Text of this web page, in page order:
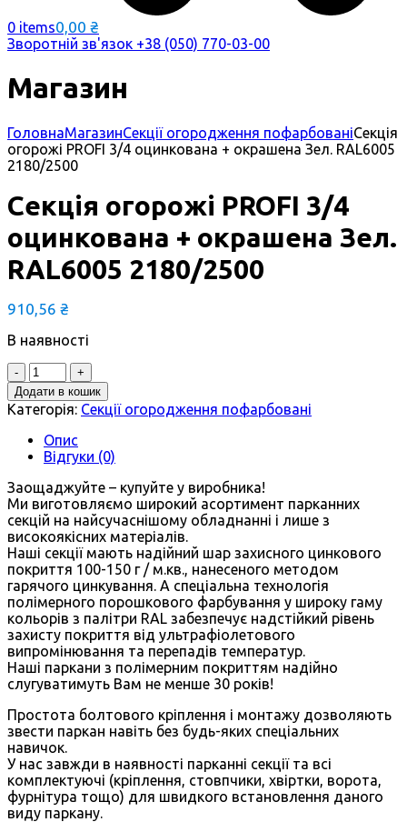
0 items0,00 ₴
Зворотній зв'язок +38 (050) 770-03-00
Магазин
ГоловнаМагазинСекції огородження пофарбованіСекція
огорожі PROFI 3/4 оцинкована + окрашена Зел. RAL6005
2180/2500
Секція огорожі PROFI 3/4
оцинкована + окрашена Зел.
RAL6005 2180/2500
910,56 ₴
В наявності
Quantity
Додати в кошик
Категорія: Секції огородження пофарбовані
Опис
Відгуки (0)
Заощаджуйте – купуйте у виробника!
Ми виготовляємо широкий асортимент парканних
секцій на найсучаснішому обладнанні і лише з
високоякісних матеріалів.
Наші секції мають надійний шар захисного цинкового
покриття 100-150 г / м.кв., нанесеного методом
гарячого цинкування. А спеціальна технологія
полімерного порошкового фарбування у широку гаму
кольорів з палітри RAL забезпечує надстійкий рівень
захисту покриття від ультрафіолетового
випромінювання та перепадів температур.
Наші паркани з полімерним покриттям надійно
слугуватимуть Вам не менше 30 років!
Простота болтового кріплення і монтажу дозволяють
звести паркан навіть без будь-яких спеціальних
навичок.
У нас завжди в наявності парканні секції та всі
комплектуючі (кріплення, стовпчики, хвіртки, ворота,
фурнітура тощо) для швидкого встановлення даного
виду паркану.